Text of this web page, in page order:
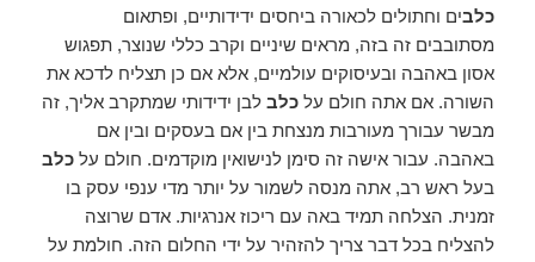
כלבים וחתולים לכאורה ביחסים ידידותיים, ופתאום
מסתובבים זה בזה, מראים שיניים וקרב כללי שנוצר, תפגוש
אסון באהבה ובעיסוקים עולמיים, אלא אם כן תצליח לדכא את
השורה. אם אתה חולם עלכלב לבן ידידותי שמתקרב אליך, זה
מבשר עבורך מעורבות מנצחת בין אם בעסקים ובין אם
באהבה. עבור אישה זה סימן לנישואין מוקדמים. חולם עלכלב
בעל ראש רב, אתה מנסה לשמור על יותר מדי ענפי עסק בו
זמנית. הצלחה תמיד באה עם ריכוז אנרגיות. אדם שרוצה
להצליח בכל דבר צריך להזהיר על ידי החלום הזה. חולמת על